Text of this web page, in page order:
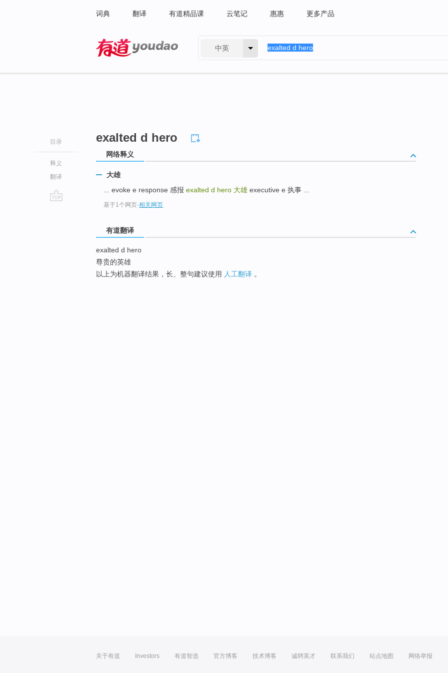
词典 翻译 有道精品课 云笔记 惠惠 更多产品
中英
目录
释义
翻译
exalted d hero
网络释义
大雄
... evoke e response 感报 exalted d hero 大雄 executive e 执事 ...
基于1个网页-相关网页
有道翻译
exalted d hero
尊贵的英雄
以上为机器翻译结果，长、整句建议使用 人工翻译 。
关于有道 Investors 有道智选 官方博客 技术博客 诚聘英才 联系我们 站点地图 网络举报